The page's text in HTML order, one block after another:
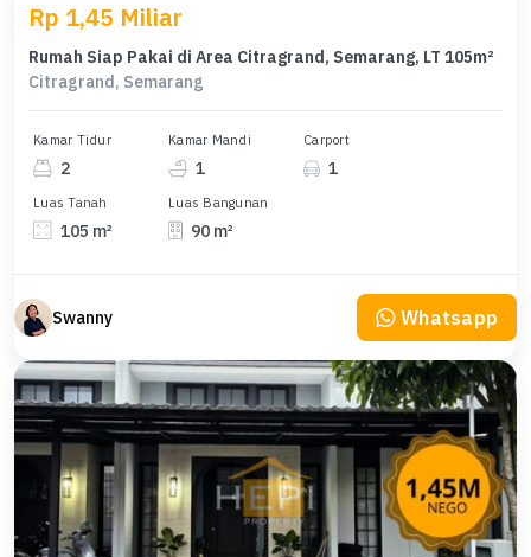
Rp 1,45 Miliar
Rumah Siap Pakai di Area Citragrand, Semarang, LT 105m²
Citragrand, Semarang
Kamar Tidur
2
Kamar Mandi
1
Carport
1
Luas Tanah
105 m²
Luas Bangunan
90 m²
Swanny Whatsapp